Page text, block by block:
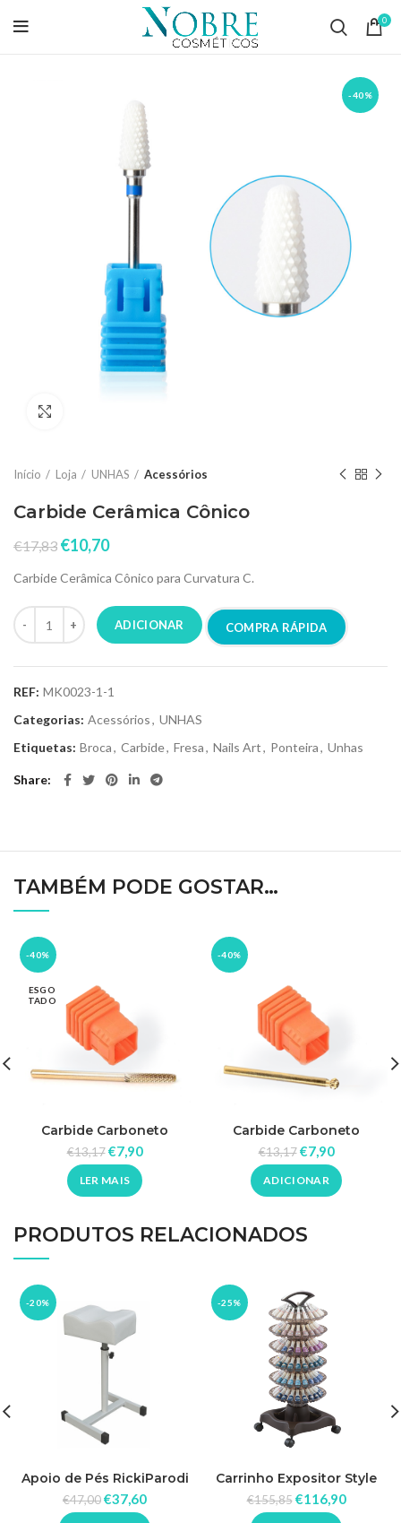
0
-40%
Início Loja UNHAS Acessórios
Carbide Cerâmica Cônico
€17,83 €10,70
Carbide Cerâmica Cônico para Curvatura C.
ADICIONAR COMPRA RÁPIDA
REF: MK0023-1-1
Categorias: Acessórios, UNHAS
Etiquetas: Broca, Carbide, Fresa, Nails Art, Ponteira, Unhas
Share
TAMBÉM PODE GOSTAR…
-40%
ESGO
TADO
Carbide Carboneto
Finalização
€13,17 €7,90
LER MAIS
-40%
Carbide Carboneto
Cutícula
€13,17 €7,90
ADICIONAR
PRODUTOS RELACIONADOS
-20%
Apoio de Pés RickiParodi
€47,00€37,60
-25%
Carrinho Expositor Style
120 Cores Dompel
€155,85 €116,90